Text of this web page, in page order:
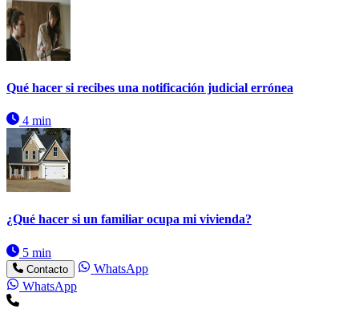
Qué hacer si recibes una notificación judicial errónea
4 min
¿Qué hacer si un familiar ocupa mi vivienda?
5 min
Contacto
WhatsApp
WhatsApp